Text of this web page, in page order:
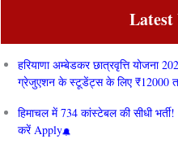
Latest
हरियाणा अम्बेडकर छात्रवृत्ति योजना
ग्रेजुएशन के स्टूडेंट्स के लिए ₹12000
हिमाचल में 734 कांस्टेबल की सीधी
करें Apply